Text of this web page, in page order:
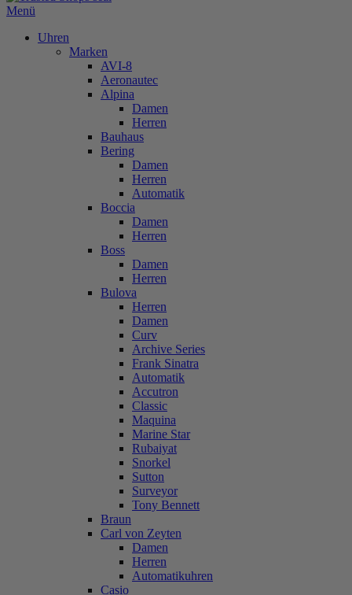
Menü
Uhren
Marken
AVI-8
Aeronautec
Alpina
Damen
Herren
Bauhaus
Bering
Damen
Herren
Automatik
Boccia
Damen
Herren
Boss
Damen
Herren
Bulova
Herren
Damen
Curv
Archive Series
Frank Sinatra
Automatik
Accutron
Classic
Maquina
Marine Star
Rubaiyat
Snorkel
Sutton
Surveyor
Tony Bennett
Braun
Carl von Zeyten
Damen
Herren
Automatikuhren
Casio